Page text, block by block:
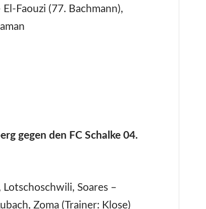
Faouzi (77. Bachmann),
gegen den FC Schalke 04.
Soares –
Zoma (Trainer: Klose)